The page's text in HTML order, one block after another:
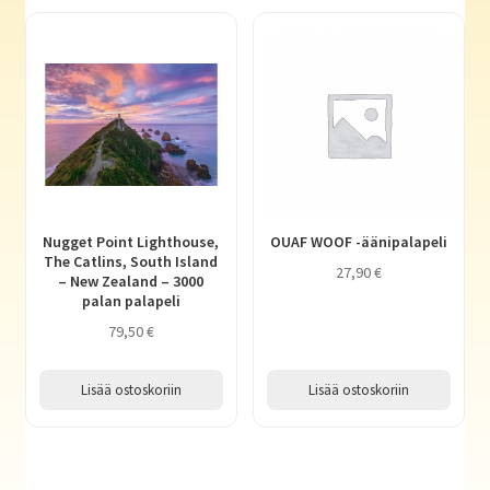
Nugget Point Lighthouse,
The Catlins, South Island
– New Zealand – 3000
palan palapeli
79,50€
Lisää ostoskoriin
OUAF WOOF -äänipalapeli
27,90€
Lisää ostoskoriin